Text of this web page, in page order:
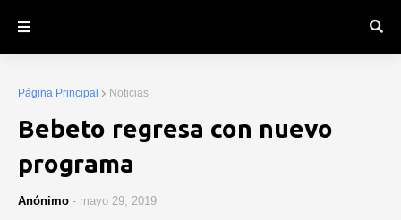
Página Principal Noticias
Bebeto regresa con nuevo
programa
Anónimo - mayo 29, 2019